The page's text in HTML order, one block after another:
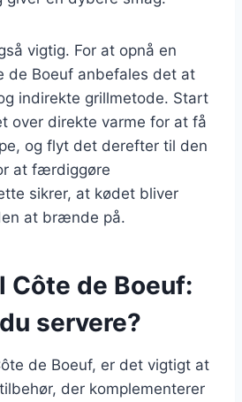
vigtig. For at opnå en
de Boeuf anbefales det at
indirekte grillmetode. Start
over direkte varme for at få
og flyt det derefter til den
at færdiggøre
sikrer, at kødet bliver
at brænde på.
Côte de Boeuf:
servere?
de Boeuf, er det vigtigt at
der komplementerer